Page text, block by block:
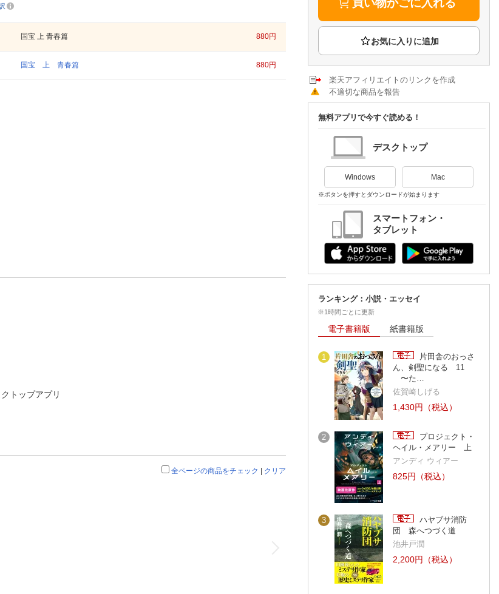
推し楽
国宝 上 青春篇 880円
国宝 上 青春篇 880円
トップアプリ
全ページの商品をチェック クリア
買い物かごに入れる
楽天アフィリエイトのリンクを作成
不適切な商品を報告
無料アプリで今すぐ読める！
デスクトップ
Windows Mac
※ボタンを押すとダウンロードが始まります
スマートフォン・
タブレット
ランキング：小説・エッセイ
※1時間ごとに更新
電子書籍版 紙書籍版
1
片田舎のおっさ
ん、剣聖になる 11
〜た…
佐賀崎しげる
1,430円（税込）
2
プロジェクト・
ヘイル・メアリー 上
アンディ ウィアー
825円（税込）
3
ハヤブサ消防
団 森へつづく道
池井戸潤
2,200円（税込）